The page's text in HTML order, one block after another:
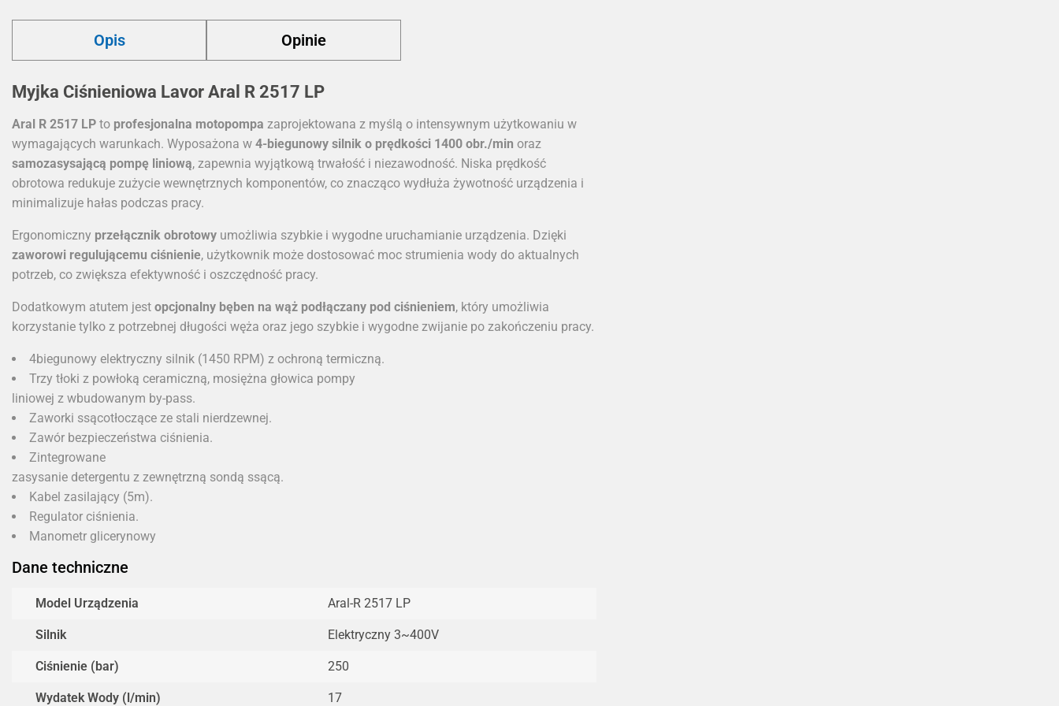
Opis Opinie
Myjka Ciśnieniowa Lavor Aral R 2517 LP
Aral R 2517 LP to profesjonalna motopompa zaprojektowana z myślą o intensywnym użytkowaniu w
wymagających warunkach. Wyposażona w 4-biegunowy silnik o prędkości 1400 obr./min oraz
samozasysającą pompę liniową, zapewnia wyjątkową trwałość i niezawodność. Niska prędkość
obrotowa redukuje zużycie wewnętrznych komponentów, co znacząco wydłuża żywotność urządzenia i
minimalizuje hałas podczas pracy.
Ergonomiczny przełącznik obrotowy umożliwia szybkie i wygodne uruchamianie urządzenia. Dzięki
zaworowi regulującemu ciśnienie, użytkownik może dostosować moc strumienia wody do aktualnych
potrzeb, co zwiększa efektywność i oszczędność pracy.
Dodatkowym atutem jest opcjonalny bęben na wąż podłączany pod ciśnieniem, który umożliwia
korzystanie tylko z potrzebnej długości węża oraz jego szybkie i wygodne zwijanie po zakończeniu pracy.
4biegunowy elektryczny silnik (1450 RPM) z ochroną termiczną.
Trzy tłoki z powłoką ceramiczną, mosiężna głowica pompy
liniowej z wbudowanym by-pass.
Zaworki ssącotłoczące ze stali nierdzewnej.
Zawór bezpieczeństwa ciśnienia.
Zintegrowane
zasysanie detergentu z zewnętrzną sondą ssącą.
Kabel zasilający (5m).
Regulator ciśnienia.
Manometr glicerynowy
Dane techniczne
Model Urządzenia Aral-R 2517 LP
Silnik Elektryczny 3~400V
Ciśnienie (bar) 250
Wydatek Wody (l/min) 17